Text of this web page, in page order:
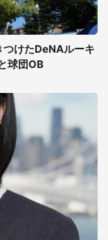
けたDeNAルーキ
球団OB